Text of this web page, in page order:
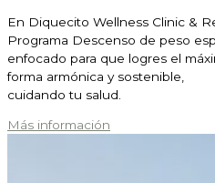
En Diquecito Wellness Clinic &
Programa Descenso de peso
enfocado para que logres el
forma armónica y sostenible,
cuidando tu salud.
Más información